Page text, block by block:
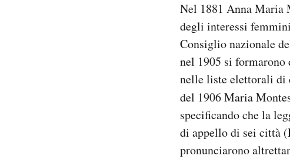
Nel 1881 Anna Maria
degli interessi
Consiglio nazionale
nel 1905 si
nelle liste elettorali di
del 1906 Maria
specificando che la
di appello di sei città
pronunciarono